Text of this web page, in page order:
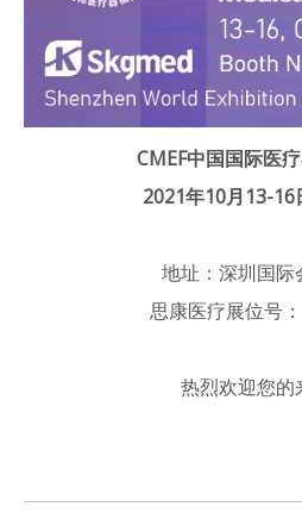
CMEF中国国际医
2021年10月13-16
地址：深圳国际
思康医疗展位号：
热烈欢迎您的